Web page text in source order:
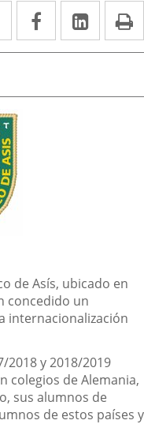
Twitter
Enlace Facebook
Enlace
a
aplicación
Enlace
a
de Asís, ubicado en
concedido un
internacionalización
2018 y 2018/2019
colegios de Alemania,
sus alumnos de
de estos países y